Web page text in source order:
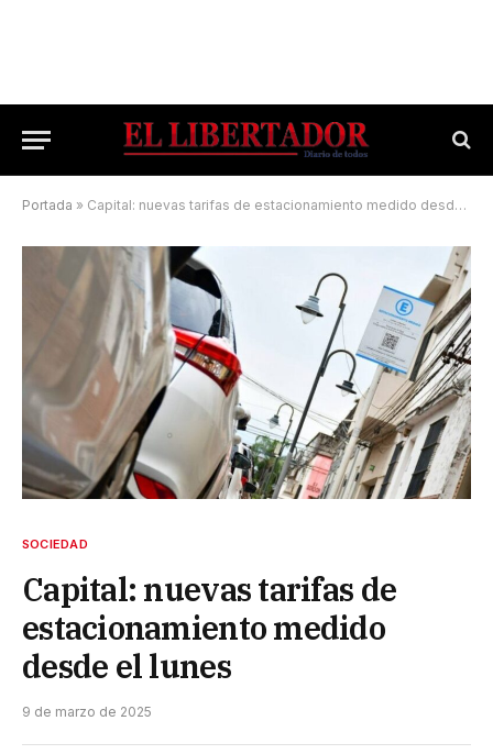
Portada » Capital: nuevas tarifas de estacionamiento medido desde el lunes
SOCIEDAD
Capital: nuevas tarifas de
estacionamiento medido
desde el lunes
9 de marzo de 2025